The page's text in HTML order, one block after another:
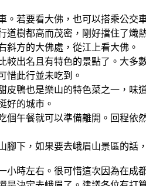
若要看大佛，也可以搭乘公交
樹都高而茂密，剛好擋住了熾
斜方的大佛處，從江上看大佛。
出名且有特色的景點了。大多
惜此行並未吃到。
鴨也是樂山的特色菜之一，味
好的城市。
午餐就可以準備離開。回程依
下，如果要去峨眉山景區的話
時左右。很可惜這次因為在